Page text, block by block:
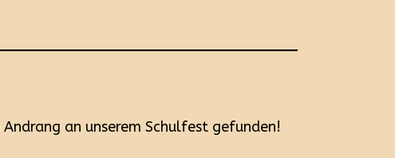
an unserem Schulfest gefunden!